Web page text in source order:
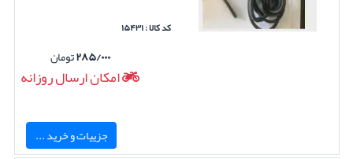
کد کالا : ۱۵۴۳۱
۲۸۵/۰۰۰تومان
امکان ارسال روزانه
جزییات و خرید ...